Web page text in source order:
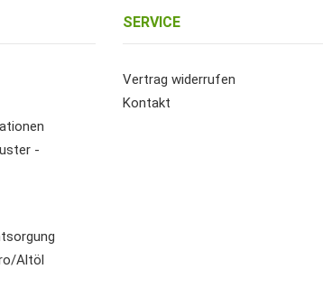
-
Altöl
SERVICE
Vertrag widerrufen
Kontakt